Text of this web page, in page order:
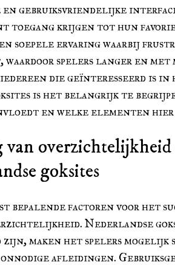
gebruiksvriendelijke
toegang krijgen tot hun
soepele ervaring waarbij
waardoor spelers langer en
die geïnteresseerd is in
is het belangrijk te
en welke elementen
van overzichtelijkheid
goksites
bepalende factoren voor het
Nederlandse
maken het spelers mogelijk
afleidingen.